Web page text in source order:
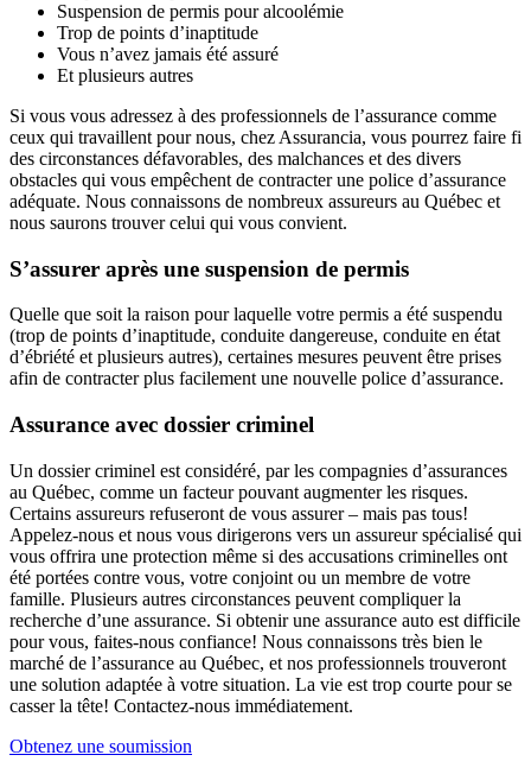
Suspension de permis pour alcoolémie
Trop de points d’inaptitude
Vous n’avez jamais été assuré
Et plusieurs autres
Si vous vous adressez à des professionnels de l’assurance comme
ceux qui travaillent pour nous, chez Assurancia, vous pourrez faire fi
des circonstances défavorables, des malchances et des divers
obstacles qui vous empêchent de contracter une police d’assurance
adéquate. Nous connaissons de nombreux assureurs au Québec et
nous saurons trouver celui qui vous convient.
S’assurer après une suspension de permis
Quelle que soit la raison pour laquelle votre permis a été suspendu
(trop de points d’inaptitude, conduite dangereuse, conduite en état
d’ébriété et plusieurs autres), certaines mesures peuvent être prises
afin de contracter plus facilement une nouvelle police d’assurance.
Assurance avec dossier criminel
Un dossier criminel est considéré, par les compagnies d’assurances
au Québec, comme un facteur pouvant augmenter les risques.
Certains assureurs refuseront de vous assurer – mais pas tous!
Appelez-nous et nous vous dirigerons vers un assureur spécialisé qui
vous offrira une protection même si des accusations criminelles ont
été portées contre vous, votre conjoint ou un membre de votre
famille. Plusieurs autres circonstances peuvent compliquer la
recherche d’une assurance. Si obtenir une assurance auto est difficile
pour vous, faites-nous confiance! Nous connaissons très bien le
marché de l’assurance au Québec, et nos professionnels trouveront
une solution adaptée à votre situation. La vie est trop courte pour se
casser la tête! Contactez-nous immédiatement.
Obtenez une soumission